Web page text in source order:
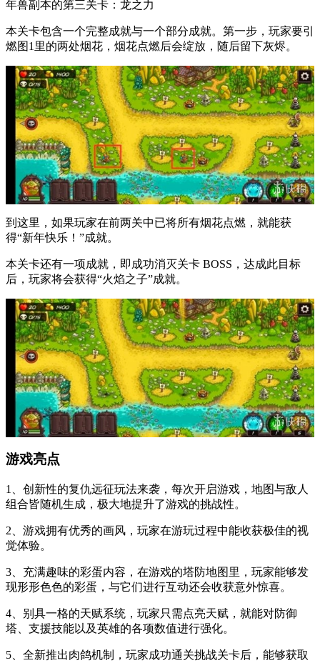
年兽副本的第三关卡：龙之力
本关卡包含一个完整成就与一个部分成就。第一步，玩家要引
燃图1里的两处烟花，烟花点燃后会绽放，随后留下灰烬。
到这里，如果玩家在前两关中已将所有烟花点燃，就能获
得“新年快乐！”成就。
本关卡还有一项成就，即成功消灭关卡 BOSS，达成此目标
后，玩家将会获得“火焰之子”成就。
游戏亮点
1、创新性的复仇远征玩法来袭，每次开启游戏，地图与敌人
组合皆随机生成，极大地提升了游戏的挑战性。
2、游戏拥有优秀的画风，玩家在游玩过程中能收获极佳的视
觉体验。
3、充满趣味的彩蛋内容，在游戏的塔防地图里，玩家能够发
现形形色色的彩蛋，与它们进行互动还会收获意外惊喜。
4、别具一格的天赋系统，玩家只需点亮天赋，就能对防御
塔、支援技能以及英雄的各项数值进行强化。
5、全新推出肉鸽机制，玩家成功通关挑战关卡后，能够获取